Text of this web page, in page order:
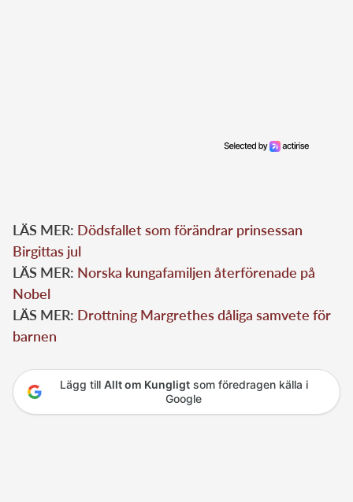
LÄS MER: Dödsfallet som förändrar prinsessan
Birgittas jul
LÄS MER: Norska kungafamiljen återförenade på
Nobel
LÄS MER: Drottning Margrethes dåliga samvete för
barnen
Lägg till Allt om Kungligtsom föredragen källa i
Google